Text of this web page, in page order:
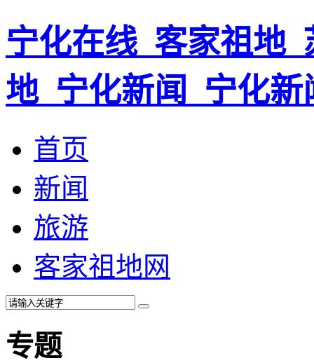
宁化在线_客家祖地
地_宁化新闻_宁化
首页
新闻
旅游
客家祖地网
专题